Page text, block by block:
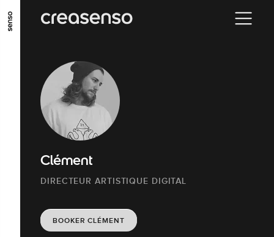
ALLER AU CONTENU PRINCIPAL
ALLER EN BAS DE PAGE
Clément
DIRECTEUR ARTISTIQUE DIGITAL
BOOKER CLÉMENT